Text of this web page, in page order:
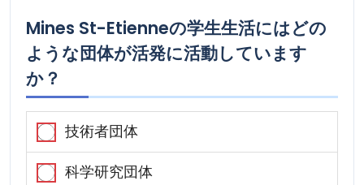
Mines St-Etienneの学生生活にはどの
ような団体が活発に活動しています
か？
技術者団体
科学研究団体